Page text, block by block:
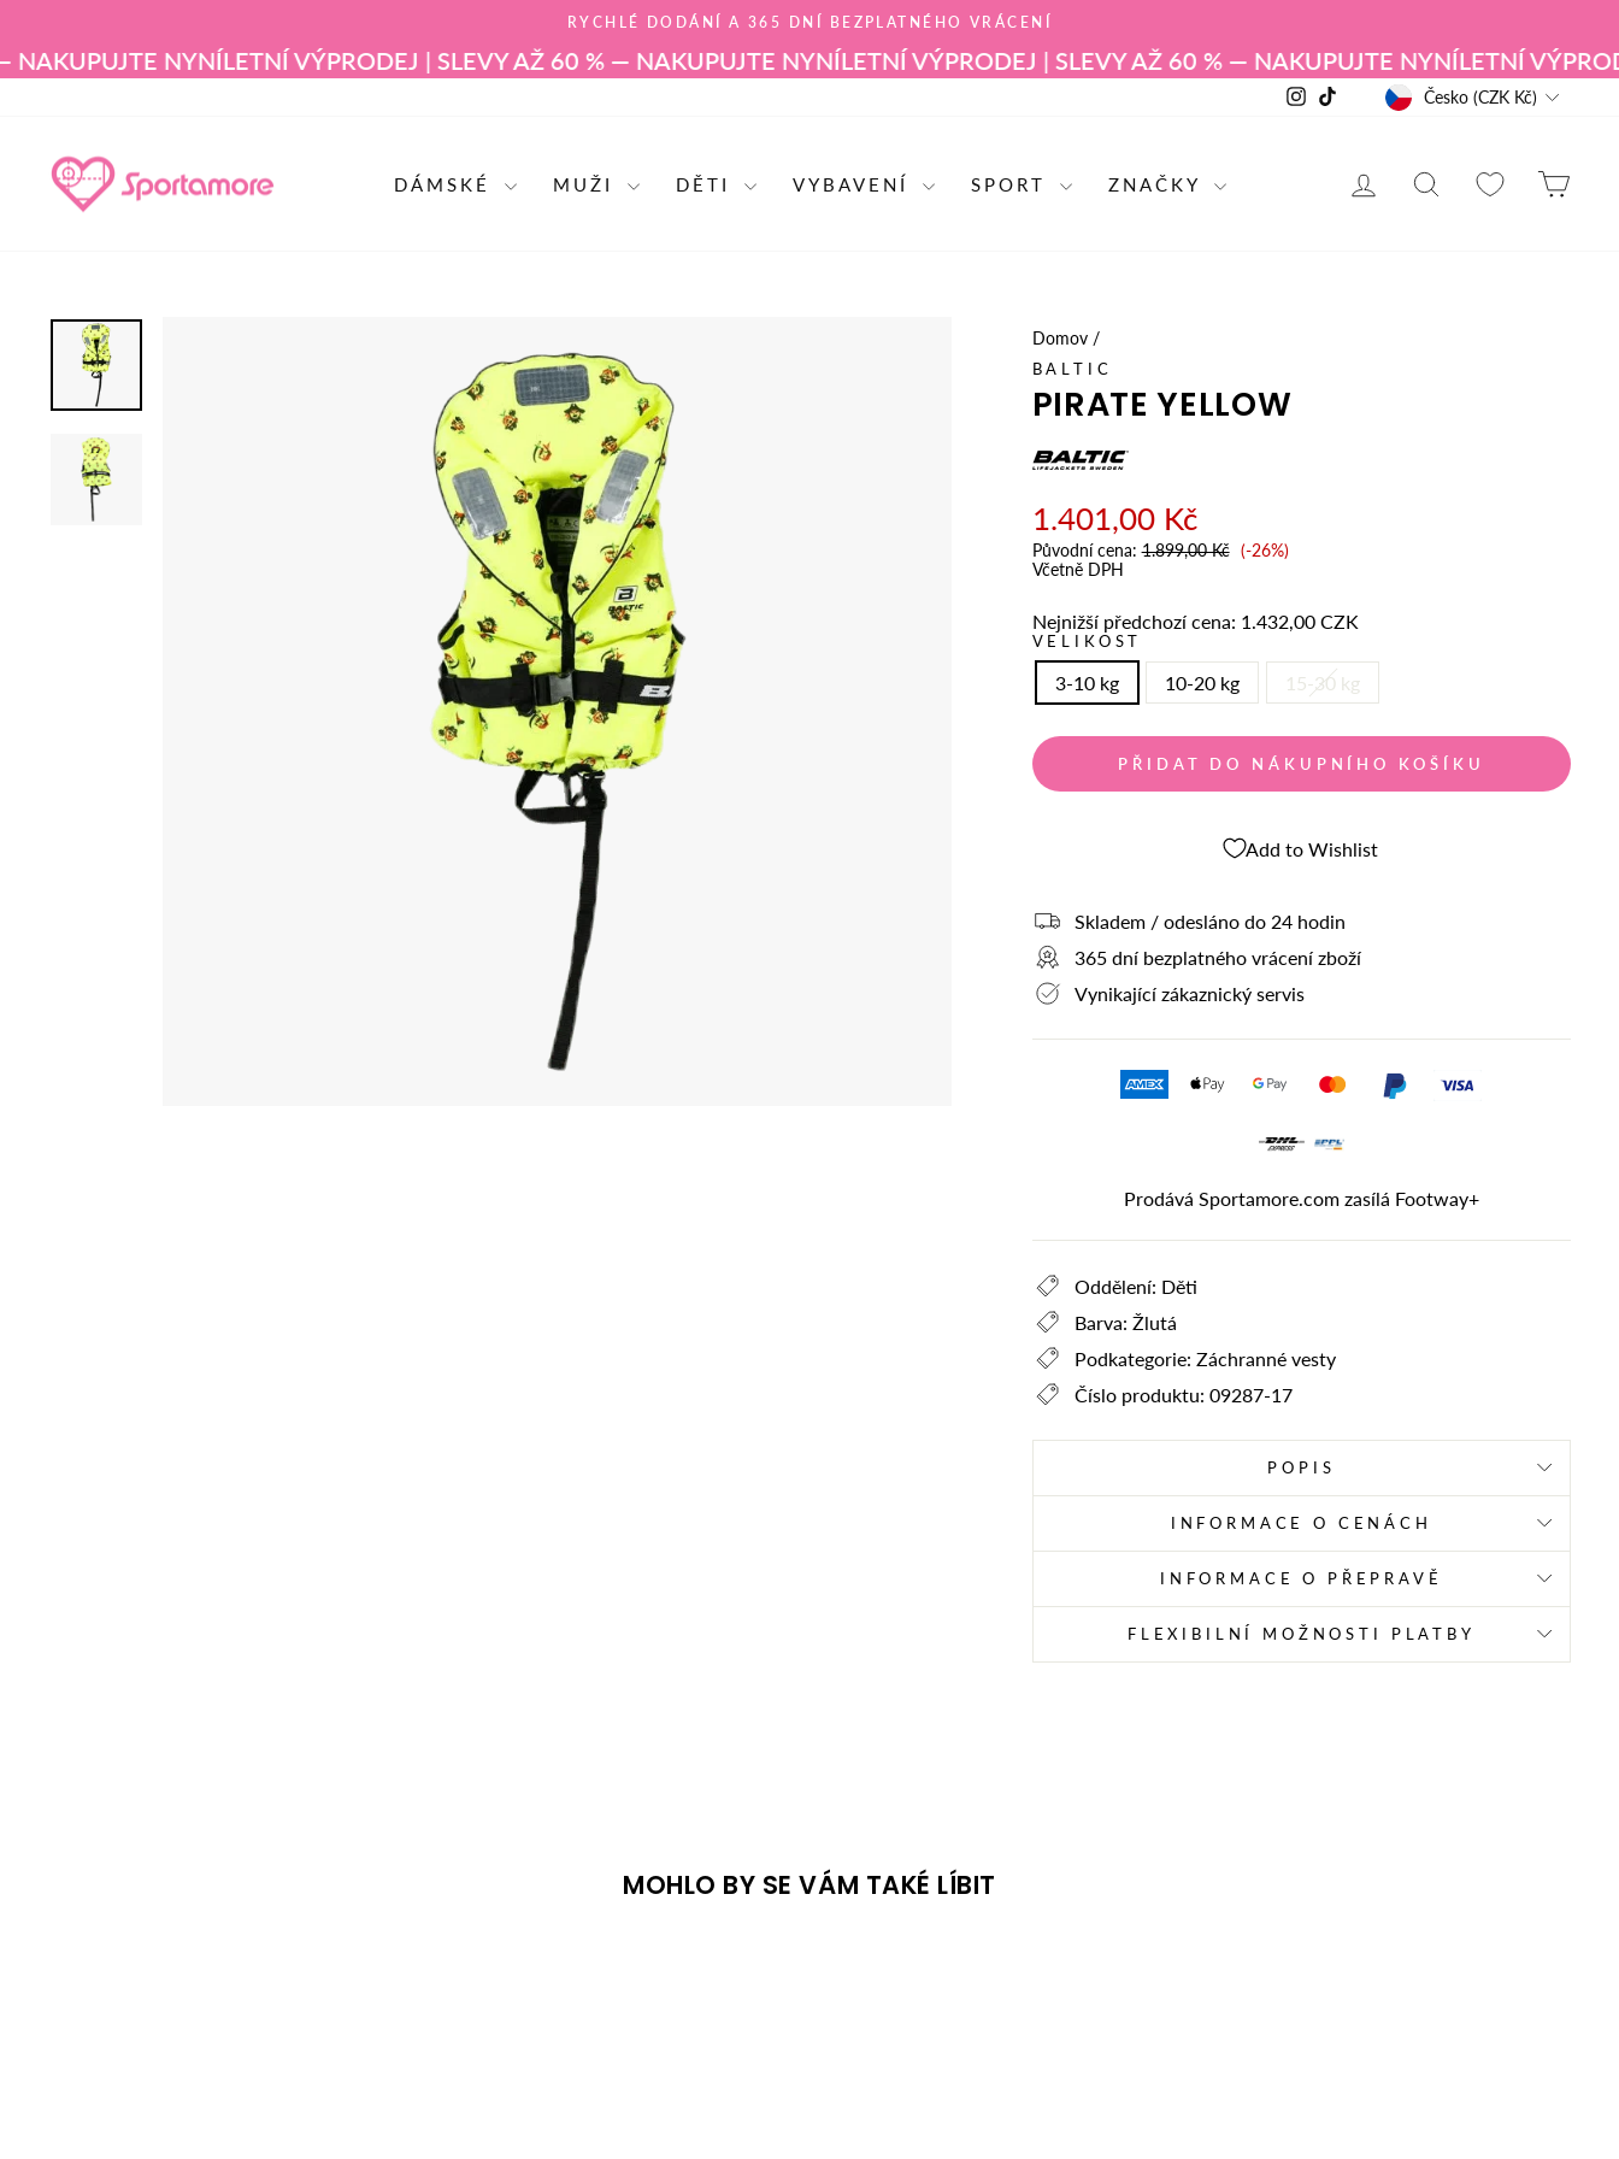
obsah
Pozastavit
prezentaci
RYCHLÉ DODÁNÍ A 365 DNÍ BEZPLATNÉHO VRÁCENÍ
NYNÍLETNÍ VÝPRODEJ | SLEVY AŽ 60 % — NAKUPUJTE NYNÍLETNÍ VÝPRODEJ | SLEVY AŽ 60 % — NAKUPUJTE NYNÍLETNÍ
Instagram
TikTok MĚNA
Česko (CZK Kč)
DÁMSKÉ MUŽI DĚTI VYBAVENÍ SPORT ZNAČKY PŘIHLÁSIT SE
VYHLEDÁVÁNÍ
Domov /
BALTIC
PIRATE YELLOW
1.401,00 Kč
Původní cena:1.899,00 Kč Cena
(-26%)
Včetně DPH
Nejnižší předchozí cena: 1.432,00 CZK
VELIKOST
3-10 kg 10-20 kg 15-30 kg
PŘIDAT DO NÁKUPNÍHO KOŠÍKU
Add to Wishlist
Skladem / odesláno do 24 hodin
365 dní bezplatného vrácení zboží
Vynikající zákaznický servis
Prodává Sportamore.com zasílá Footway+
Oddělení: Děti
Barva: Žlutá
Podkategorie: Záchranné vesty
Číslo produktu: 09287-17
POPIS
INFORMACE O CENÁCH
INFORMACE O PŘEPRAVĚ
FLEXIBILNÍ MOŽNOSTI PLATBY
MOHLO BY SE VÁM TAKÉ LÍBIT